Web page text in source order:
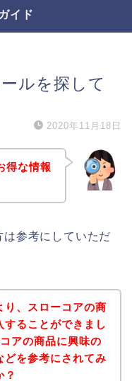
イド
ルを探して
2020年11月18日
得な情報
参考にしていただ
り、スローコアの商
ることができまし
アの商品に興味の
どを参考にされてみ
？